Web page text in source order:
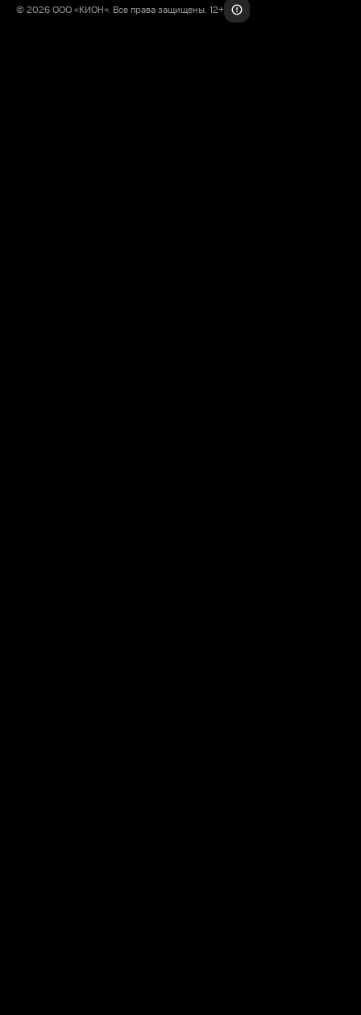
© 2026 ООО «КИОН». Все права защищены. 12+